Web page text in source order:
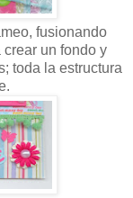
fusionando
un fondo y
toda la estructura